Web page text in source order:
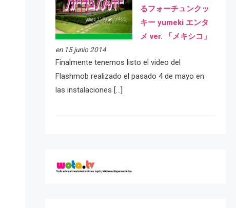
るフォーチュンクッ
キー yumeki エンタ
メ ver. 「メキシコ」
en 15 junio 2014
Finalmente tenemos listo el video del
Flashmob realizado el pasado 4 de mayo en
las instalaciones […]